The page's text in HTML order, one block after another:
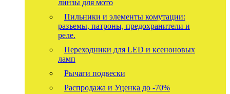
линзы для мото
Пильники и элементы комутации:
разъемы, патроны, предохранители и
реле.
Переходники для LED и ксеноновых
ламп
Рычаги подвески
Распродажа и Уценка до -70%